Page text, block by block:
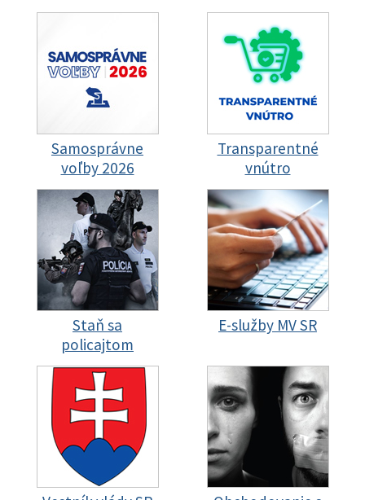
Samosprávne
voľby 2026
Transparentné
vnútro
Staň sa
policajtom
E-služby MV SR